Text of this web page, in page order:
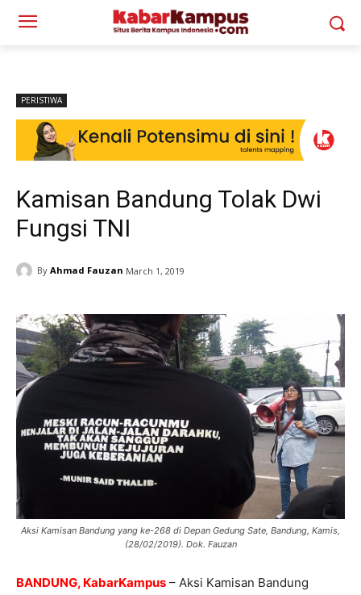
PERISTIWA
Kamisan Bandung Tolak Dwi
Fungsi TNI
By Ahmad Fauzan March 1, 2019
Aksi Kamisan Bandung yang ke-268 di Depan Gedung Sate, Bandung, Kamis,
(28/02/2019). Dok. Fauzan
BANDUNG, KabarKampus – Aksi Kamisan Bandung